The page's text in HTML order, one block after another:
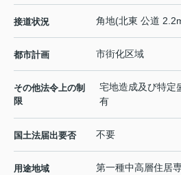
接道状況 角地(北東 公道
都市計画 市街化区域
その他法令上の制
限
宅地造成及び特定
有
国土法届出要否 不要
用途地域 第一種中高層住居